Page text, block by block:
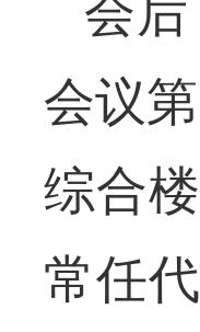
会
会议
综合楼
常任